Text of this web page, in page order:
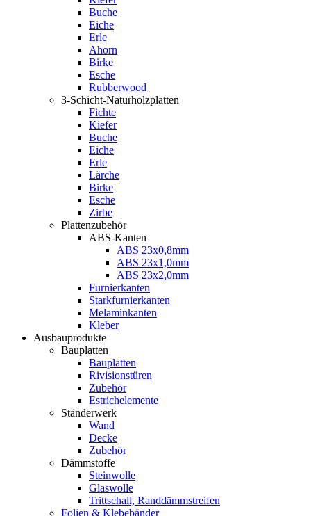
Buche
Eiche
Erle
Ahorn
Birke
Esche
Rubberwood
3-Schicht-Naturholzplatten
Fichte
Kiefer
Buche
Eiche
Erle
Lärche
Birke
Esche
Zirbe
Plattenzubehör
ABS-Kanten
ABS 23x0,8mm
ABS 23x1,0mm
ABS 23x2,0mm
Furnierkanten
Starkfurnierkanten
Melaminkanten
Kleber
Ausbauprodukte
Bauplatten
Bauplatten
Rivisionstüren
Zubehör
Estrichelemente
Ständerwerk
Wand
Decke
Zubehör
Dämmstoffe
Steinwolle
Glaswolle
Trittschall, Randdämmstreifen
Folien & Klebebänder